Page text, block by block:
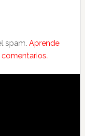
spam. Aprende